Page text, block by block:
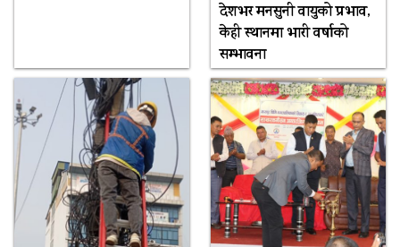
देशभर मनसुनी वायुको प्रभाव,
केही स्थानमा भारी वर्षाको
सम्भावना